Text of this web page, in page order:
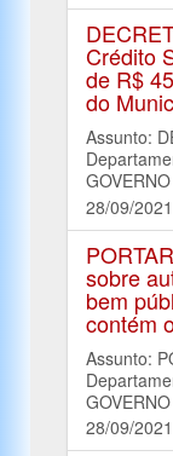
Crédito
de R$
do
Assunto:
28/09/2021
sobre
bem
contém
Assunto:
28/09/2021